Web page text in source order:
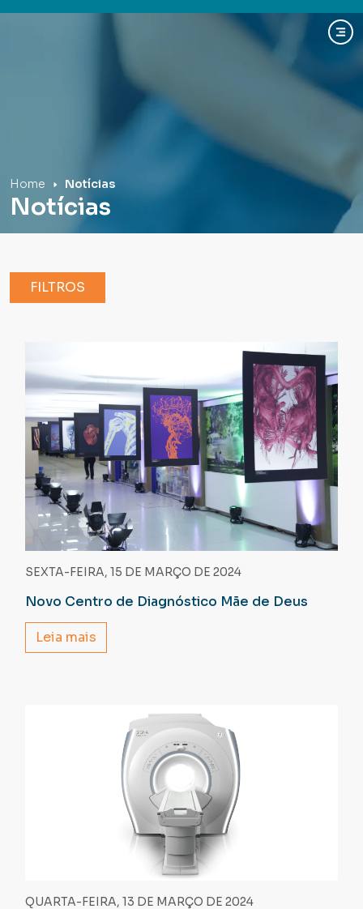
Home Notícias
Notícias
FILTROS
SEXTA-FEIRA, 15 DE MARÇO DE 2024
Novo Centro de Diagnóstico Mãe de Deus
Leia mais
QUARTA-FEIRA, 13 DE MARÇO DE 2024